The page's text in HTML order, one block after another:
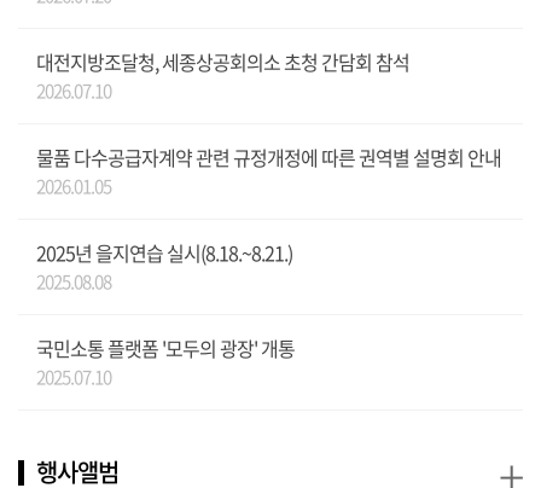
대전지방조달청, 세종상공회의소 초청 간담회 참석
2026.07.10
물품 다수공급자계약 관련 규정개정에 따른 권역별 설명회 안내
2026.01.05
2025년 을지연습 실시(8.18.~8.21.)
2025.08.08
국민소통 플랫폼 '모두의 광장' 개통
2025.07.10
행사앨범